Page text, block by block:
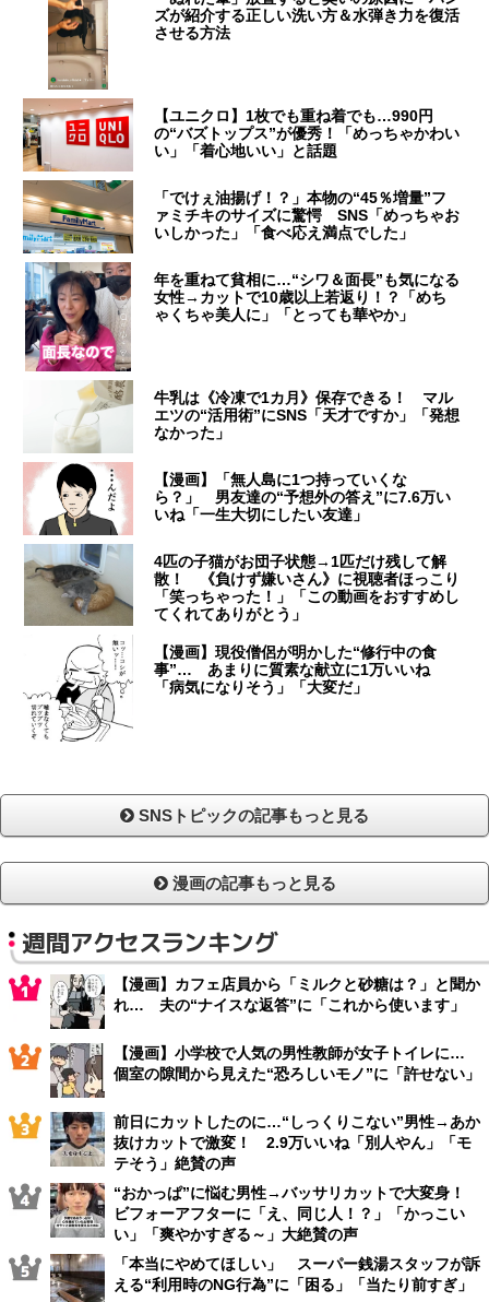
ズが紹介する正しい洗い方＆水弾き力を復活
させる方法
【ユニクロ】1枚でも重ね着でも…990円
の“バズトップス”が優秀！「めっちゃかわい
い」「着心地いい」と話題
「でけぇ油揚げ！？」本物の“45％増量”フ
ァミチキのサイズに驚愕 SNS「めっちゃお
いしかった」「食べ応え満点でした」
年を重ねて貧相に…“シワ＆面長”も気になる
女性→カットで10歳以上若返り！？「めち
ゃくちゃ美人に」「とっても華やか」
牛乳は《冷凍で1カ月》保存できる！ マル
エツの“活用術”にSNS「天才ですか」「発想
なかった」
【漫画】「無人島に1つ持っていくな
ら？」 男友達の“予想外の答え”に7.6万い
いね「一生大切にしたい友達」
4匹の子猫がお団子状態→1匹だけ残して解
散！ 《負けず嫌いさん》に視聴者ほっこり
「笑っちゃった！」「この動画をおすすめし
てくれてありがとう」
【漫画】現役僧侶が明かした“修行中の食
事”… あまりに質素な献立に1万いいね
「病気になりそう」「大変だ」
SNSトピックの記事もっと見る
漫画の記事もっと見る
週間アクセスランキング
【漫画】カフェ店員から「ミルクと砂糖は？」と聞か
れ… 夫の“ナイスな返答”に「これから使います」
【漫画】小学校で人気の男性教師が女子トイレに…
個室の隙間から見えた“恐ろしいモノ”に「許せない」
前日にカットしたのに…“しっくりこない”男性→あか
抜けカットで激変！ 2.9万いいね「別人やん」「モ
テそう」絶賛の声
“おかっぱ”に悩む男性→バッサリカットで大変身！
ビフォーアフターに「え、同じ人！？」「かっこい
い」「爽やかすぎる～」大絶賛の声
「本当にやめてほしい」 スーパー銭湯スタッフが訴
える“利用時のNG行為”に「困る」「当たり前すぎ」